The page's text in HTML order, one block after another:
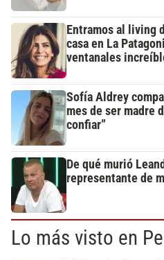
Entramos al living
casa en La
ventanales
Sofía Aldrey
mes de ser madre
confiar”
De qué murió
representante de
Lo más visto en